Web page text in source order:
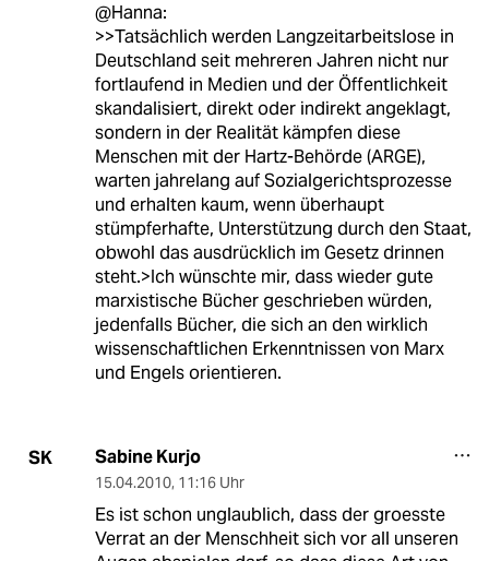
@Hanna:
>>Tatsächlich werden Langzeitarbeitslose in
Deutschland seit mehreren Jahren nicht nur
fortlaufend in Medien und der Öffentlichkeit
skandalisiert, direkt oder indirekt angeklagt,
sondern in der Realität kämpfen diese
Menschen mit der Hartz-Behörde (ARGE),
warten jahrelang auf Sozialgerichtsprozesse
und erhalten kaum, wenn überhaupt
stümpferhafte, Unterstützung durch den Staat,
obwohl das ausdrücklich im Gesetz drinnen
steht.>Ich wünschte mir, dass wieder gute
marxistische Bücher geschrieben würden,
jedenfalls Bücher, die sich an den wirklich
wissenschaftlichen Erkenntnissen von Marx
und Engels orientieren.
SK Sabine Kurjo
15.04.2010, 11:16 Uhr
Es ist schon unglaublich, dass der groesste
Verrat an der Menschheit sich vor all unseren